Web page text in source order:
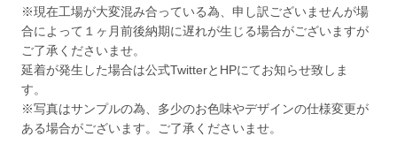
※現在工場が大変混み合っている為、申し訳ございませんが場
合によって１ヶ月前後納期に遅れが生じる場合がございますが
ご了承くださいませ。
延着が発生した場合は公式TwitterとHPにてお知らせ致しま
す。
※写真はサンプルの為、多少のお色味やデザインの仕様変更が
ある場合がございます。ご了承くださいませ。